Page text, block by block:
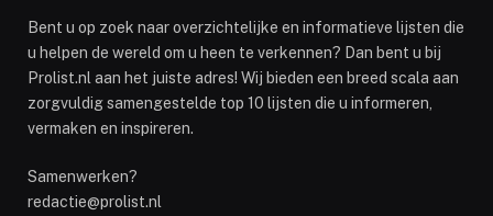
Bent u op zoek naar overzichtelijke en informatieve lijsten die
u helpen de wereld om u heen te verkennen? Dan bent u bij
Prolist.nl aan het juiste adres! Wij bieden een breed scala aan
zorgvuldig samengestelde top 10 lijsten die u informeren,
vermaken en inspireren.
Samenwerken?
redactie@prolist.nl